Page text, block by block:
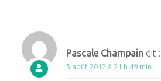
Pascale Champain dit :
5 août 2012 à 21 h 49 min